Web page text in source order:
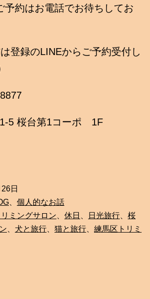
予約はお電話でお待ちしてお
登録のLINEからご予約受付し
5 桜台第1コーポ 1F
日
個人的なお話
リミングサロン 休日 日光旅行
桜
犬と旅行 猫と旅行
練馬区トリミ